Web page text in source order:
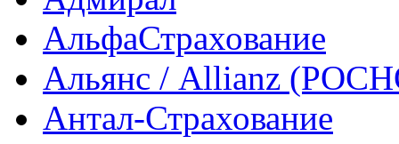
АльфаСтрахование
Альянс / Allianz
Антал-Страхование